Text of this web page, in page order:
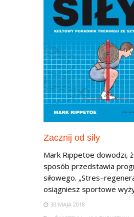
Zacznij od siły
Mark Rippetoe dowodzi,
sposób przedstawia
siłowego.
osiągniesz sportowe
30 MAJA 2018